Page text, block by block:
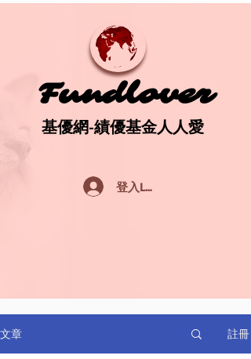
Fundlover
Fundlover
基優網-績優基金人人愛
基優網-績優基金人人愛
登入Log In
文章 註冊